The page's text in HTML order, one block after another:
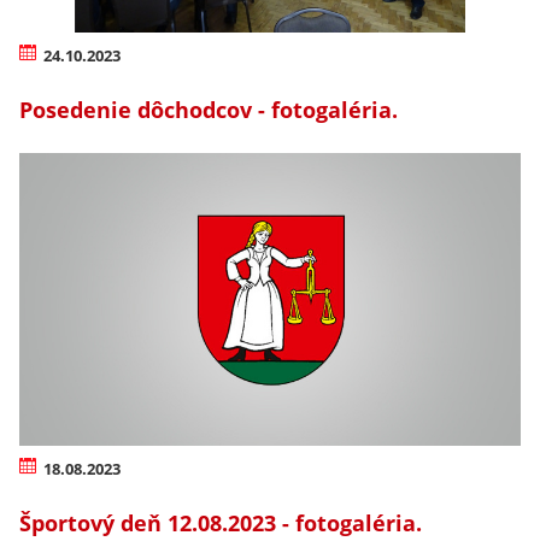
24.10.2023
Posedenie dôchodcov - fotogaléria.
18.08.2023
Športový deň 12.08.2023 - fotogaléria.